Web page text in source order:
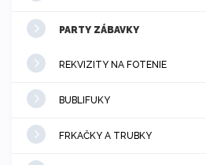
PARTY ZÁBAVKY
REKVIZITY NA FOTENIE
BUBLIFUKY
FRKAČKY A TRUBKY